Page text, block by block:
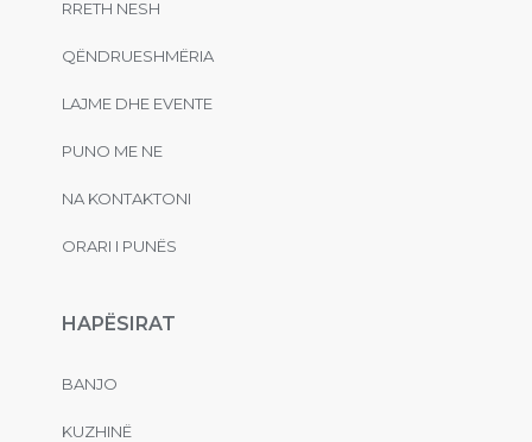
RRETH NESH
QËNDRUESHMËRIA
LAJME DHE EVENTE
PUNO ME NE
NA KONTAKTONI
ORARI I PUNËS
HAPËSIRAT
BANJO
KUZHINË